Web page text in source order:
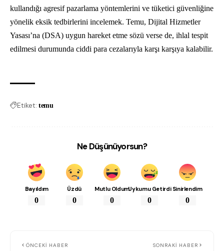
kullandığı agresif pazarlama yöntemlerini ve tüketici güvenliğine
yönelik eksik tedbirlerini incelemek. Temu, Dijital Hizmetler
Yasası’na (DSA) uygun hareket etme sözü verse de, ihlal tespit
edilmesi durumunda ciddi para cezalarıyla karşı karşıya kalabilir.
Etiket: temu
Ne Düşünüyorsun?
Bayıldım
0
Üzdü
0
Mutlu Oldum
0
Uykumu Getirdi
0
Sinirlendim
0
ÖNCEKI HABER SONRAKI HABER